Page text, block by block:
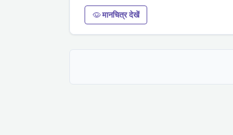
मानचित्र देखें